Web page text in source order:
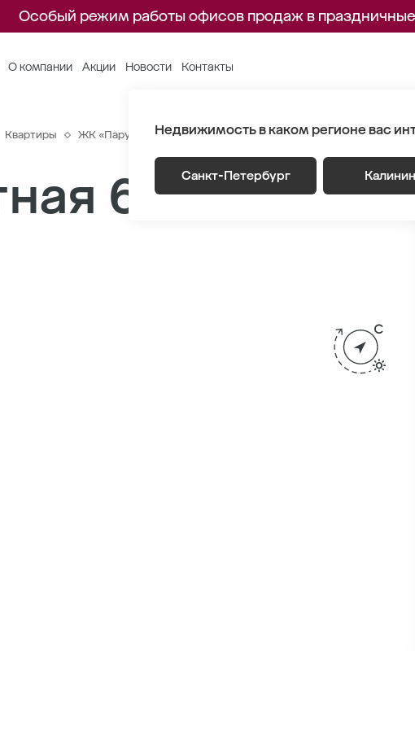
Особый режим работы офисов продаж в
О компании Акции Новости Контакты
Недвижимость в каком регионе вас
Санкт-Петербург
Квартиры ЖК «Парусная 1» Генплан Корпус 3.2 Этаж 4 Секция
65.6 м2